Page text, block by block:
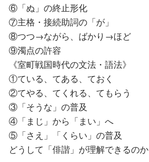
⑥「ぬ」の終止形化
⑦主格・接続助詞の「が」
⑧つつ→ながら、ばかり→ほど
⑨濁点の許容
《室町戦国時代の文法・語法》
①ている、てある、ておく
②てやる、てくれる、てもらう
③「そうな」の普及
④「まじ」から「まい」へ
⑤「さえ」「くらい」の普及
どうして「俳諧」が理解できるのか